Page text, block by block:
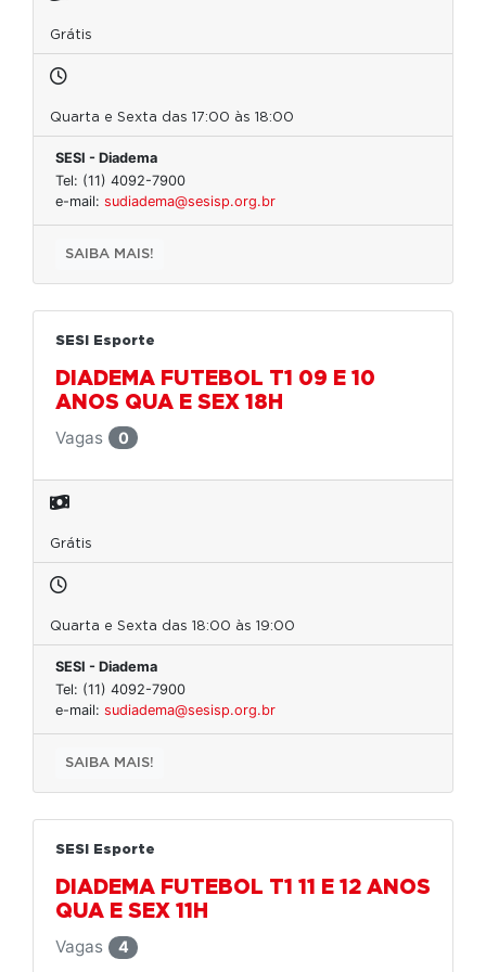
Grátis
Quarta e Sexta das 17:00 às 18:00
SESI - Diadema
Tel: (11) 4092-7900
e-mail: sudiadema@sesisp.org.br
SAIBA MAIS!
SESI Esporte
DIADEMA FUTEBOL T1 09 E 10
ANOS QUA E SEX 18H
Vagas
0
Grátis
Quarta e Sexta das 18:00 às 19:00
SESI - Diadema
Tel: (11) 4092-7900
e-mail: sudiadema@sesisp.org.br
SAIBA MAIS!
SESI Esporte
DIADEMA FUTEBOL T1 11 E 12 ANOS
QUA E SEX 11H
Vagas
4